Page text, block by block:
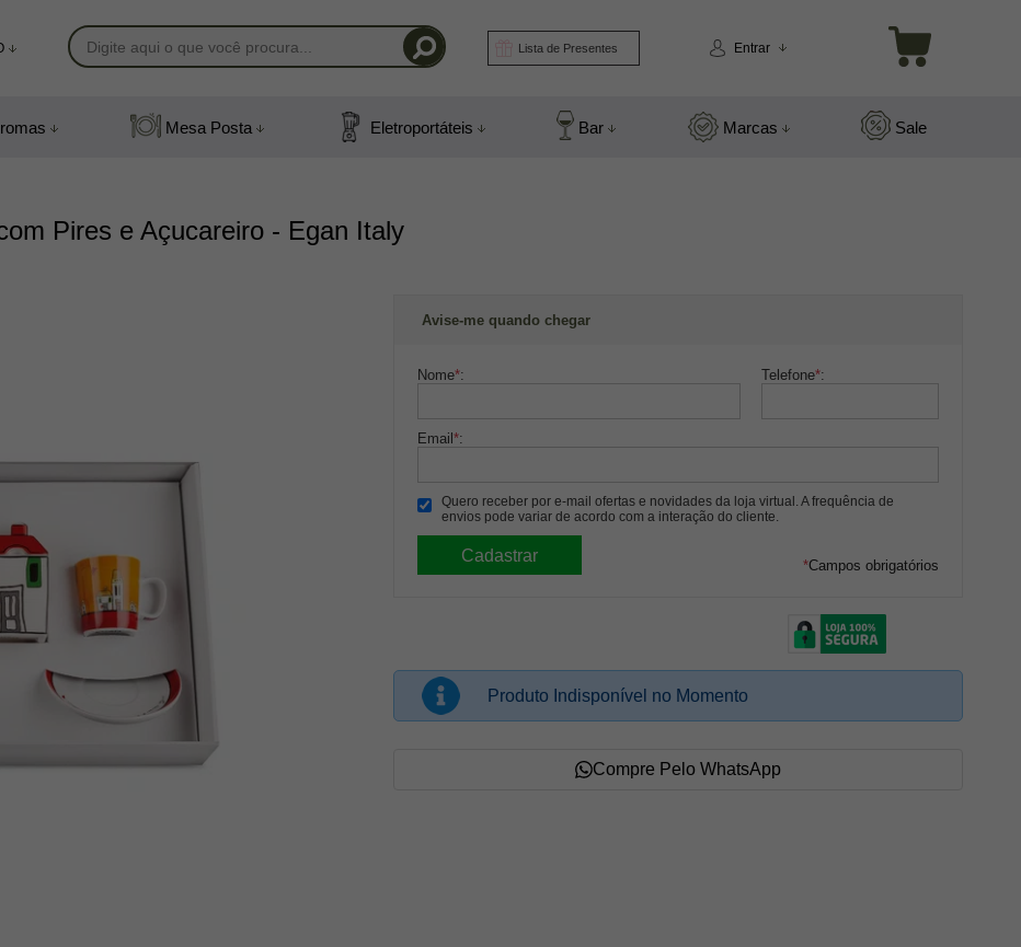
(48) 991831408
Lista de Presentes Entrar
Mesa Posta Eletroportáteis Bar Marcas Sale
Pires e Açucareiro - Egan Italy
Avise-me quando chegar
Nome*: Telefone*:
Email *:
Quero receber por e-mail ofertas e novidades da loja virtual. A frequência de
envios pode variar de acordo com a interação do cliente.
*Campos obrigatórios
Produto Indisponível no Momento
Compre Pelo WhatsApp